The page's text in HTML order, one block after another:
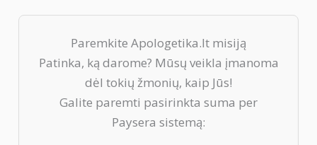
Paremkite Apologetika.lt misiją
Patinka, ką darome? Mūsų veikla įmanoma
dėl tokių žmonių, kaip Jūs!
Galite paremti pasirinkta suma per
Paysera sistemą: